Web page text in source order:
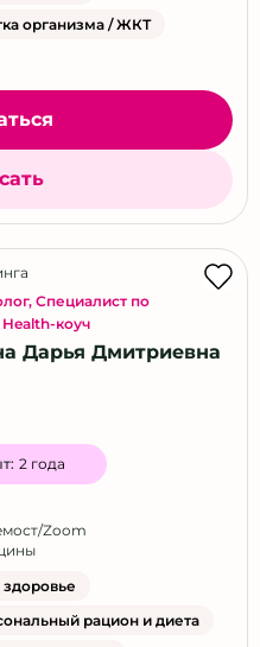
организма / ЖКТ
, Специалист по
Health-коуч
Дарья Дмитриевна
2 года
Zoom
рацион и диета